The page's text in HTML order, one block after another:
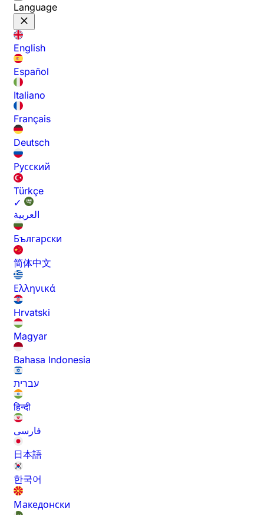
Language
English
Español
Italiano
Français
Deutsch
Русский
Türkçe
✓
العربية
Български
简体中文
Ελληνικά
Hrvatski
Magyar
Bahasa Indonesia
עברית
हिन्दी
فارسی
日本語
한국어
Македонски